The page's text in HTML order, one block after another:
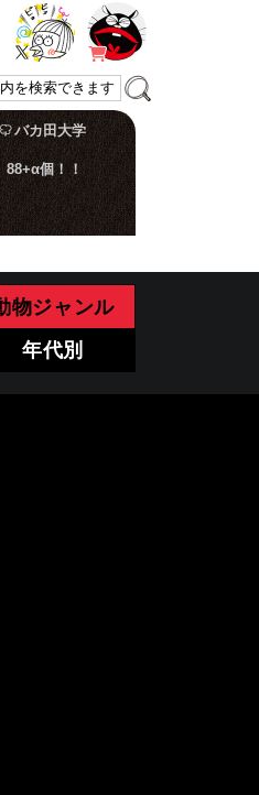
バカ田大学
88+α個！！
物ジャンル
年代別